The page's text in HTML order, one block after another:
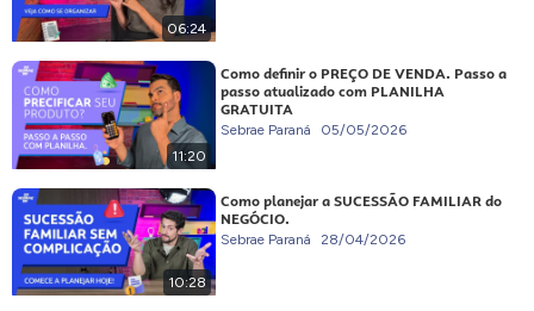
06:24
11:20
Como definir o PREÇO DE VENDA. Passo a
passo atualizado com PLANILHA
GRATUITA
Sebrae Paraná 05/05/2026
10:28
Como planejar a SUCESSÃO FAMILIAR do
NEGÓCIO.
Sebrae Paraná 28/04/2026